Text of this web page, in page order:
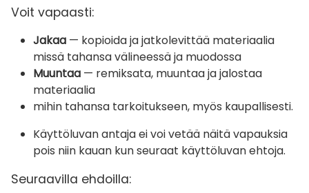
Voit vapaasti:
Jakaa — kopioida ja jatkolevittää materiaalia
missä tahansa välineessä ja muodossa
Muuntaa — remiksata, muuntaa ja jalostaa
materiaalia
mihin tahansa tarkoitukseen, myös kaupallisesti.
Käyttöluvan antaja ei voi vetää näitä vapauksia
pois niin kauan kun seuraat käyttöluvan ehtoja.
Seuraavilla ehdoilla: